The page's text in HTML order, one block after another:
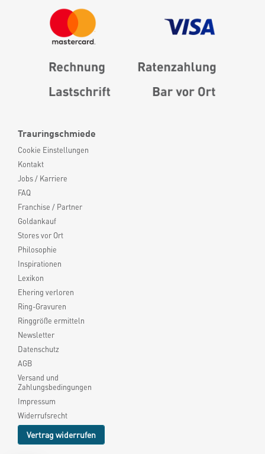
Trauringschmiede
Cookie Einstellungen
Kontakt
Jobs / Karriere
FAQ
Franchise / Partner
Goldankauf
Stores vor Ort
Philosophie
Inspirationen
Lexikon
Ehering verloren
Ring-Gravuren
Ringgröße ermitteln
Newsletter
Datenschutz
AGB
Versand und
Zahlungsbedingungen
Impressum
Widerrufsrecht
Vertrag widerrufen